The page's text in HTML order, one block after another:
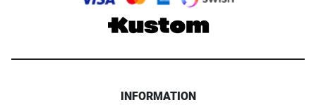
INFORMATION